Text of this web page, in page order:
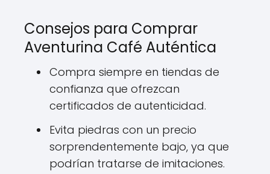
Consejos para Comprar
Aventurina Café Auténtica
Compra siempre en tiendas de
confianza que ofrezcan
certificados de autenticidad.
Evita piedras con un precio
sorprendentemente bajo, ya que
podrían tratarse de imitaciones.